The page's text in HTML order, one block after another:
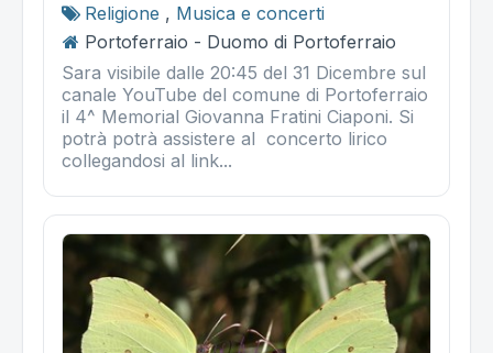
Religione , Musica e concerti
Portoferraio - Duomo di Portoferraio
Sara visibile dalle 20:45 del 31 Dicembre sul
canale YouTube del comune di Portoferraio
il 4^ Memorial Giovanna Fratini Ciaponi. Si
potrà potrà assistere al concerto lirico
collegandosi al link...